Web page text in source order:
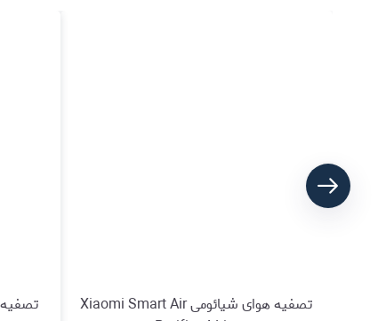
تصفیه هوای شیائومی Xiaomi Smart Air